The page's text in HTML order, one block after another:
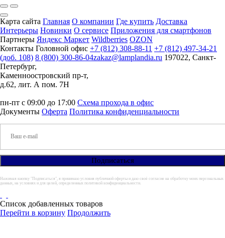
Карта сайта Главная О компании Где купить Доставка
Интерьеры Новинки О сервисе Приложения для смартфонов
Партнеры Яндекс Маркет Wildberries OZON
Контакты Головной офис +7 (812) 308-88-11 +7 (812) 497-34-21
(доб. 108) 8 (800) 300-86-04zakaz@lamplandia.ru 197022, Санкт-
Петербург,
Каменноостровский пр-т,
д.62, лит. А пом. 7Н
пн-пт с 09:00 до 17:00 Схема прохода в офис
Документы Оферта Политика конфиденциальности
Нажимая кнопку "Подписаться", я принимаю условия публичной оферты и даю своё согласие на обработку моих персональных
данных, на условиях и для целей, определенных политикой конфиденциальности.
Список добавленных товаров
Перейти в корзину Продолжить